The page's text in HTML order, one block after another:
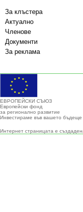
За клъстера
Актуално
Членове
Документи
За реклама
ЕВРОПЕЙСКИ СЪЮЗ
Европейски фонд
за регионално развитие
Инвестираме във вашето бъдеще
Интернет страницата е